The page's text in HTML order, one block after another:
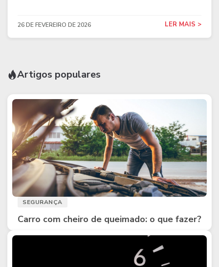
26 DE FEVEREIRO DE 2026 LER MAIS >
Artigos populares
SEGURANÇA
Carro com cheiro de queimado: o que fazer?